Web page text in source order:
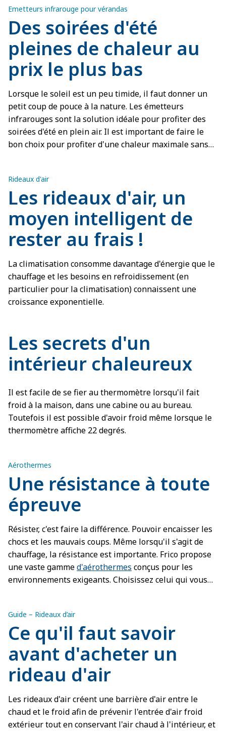
Emetteurs infrarouge pour vérandas
Des soirées d'été
pleines de chaleur au
prix le plus bas
Lorsque le soleil est un peu timide, il faut donner un
petit coup de pouce à la nature. Les émetteurs
infrarouges sont la solution idéale pour profiter des
soirées d'été en plein air. Il est important de faire le
bon choix pour profiter d'une chaleur maximale sans
Rideaux d'air
Les rideaux d'air, un
moyen intelligent de
rester au frais !
La climatisation consomme davantage d'énergie que le
chauffage et les besoins en refroidissement (en
particulier pour la climatisation) connaissent une
croissance exponentielle.
Les secrets d'un
intérieur chaleureux
Il est facile de se fier au thermomètre lorsqu'il fait
froid à la maison, dans une cabine ou au bureau.
Toutefois il est possible d'avoir froid même lorsque le
thermomètre affiche 22 degrés.
Aérothermes
Une résistance à toute
épreuve
Résister, c'est faire la différence. Pouvoir encaisser les
chocs et les mauvais coups. Même lorsqu'il s'agit de
chauffage, la résistance est importante. Frico propose
une vaste gammed'aérothermes conçus pour les
environnements exigeants. Choisissez celui qui vous
Guide – Rideaux d’air
Ce qu'il faut savoir
avant d'acheter un
rideau d'air
Les rideaux d'air créent une barrière d'air entre le
chaud et le froid afin de prévenir l'entrée d'air froid
extérieur tout en conservant l'air chaud à l'intérieur, et